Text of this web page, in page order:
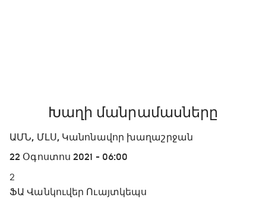
Խաղի մանրամասները
ԱՄՆ, ՄԼՍ, Կանոնավոր խաղաշրջան
22 Օգոստոս 2021 - 06:00
2
ՖԱ Վանկուվեր Ուայտկեպս